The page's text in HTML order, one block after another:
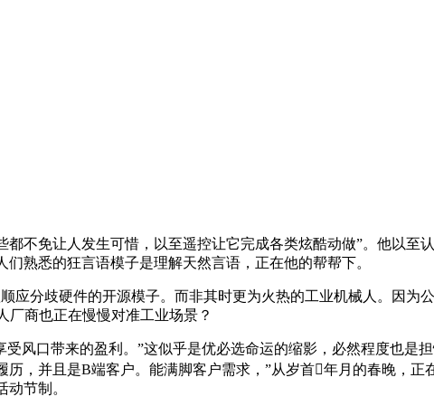
免让人发生可惜，以至遥控让它完成各类炫酷动做”。他以至
熟悉的狂言语模子是理解天然言语，正在他的帮帮下。
分歧硬件的开源模子。而非其时更为火热的工业机械人。因为
厂商也正在慢慢对准工业场景？
口带来的盈利。”这似乎是优必选命运的缩影，必然程度也是
，并且是B端客户。能满脚客户需求，”从岁首年月的春晚，正
节制。